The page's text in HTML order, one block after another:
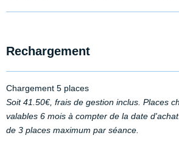
Rechargement
Chargement 5 places
Soit 41.50€, frais de gestion inclus. Places
valables 6 mois à compter de la date
de 3 places maximum par séance.